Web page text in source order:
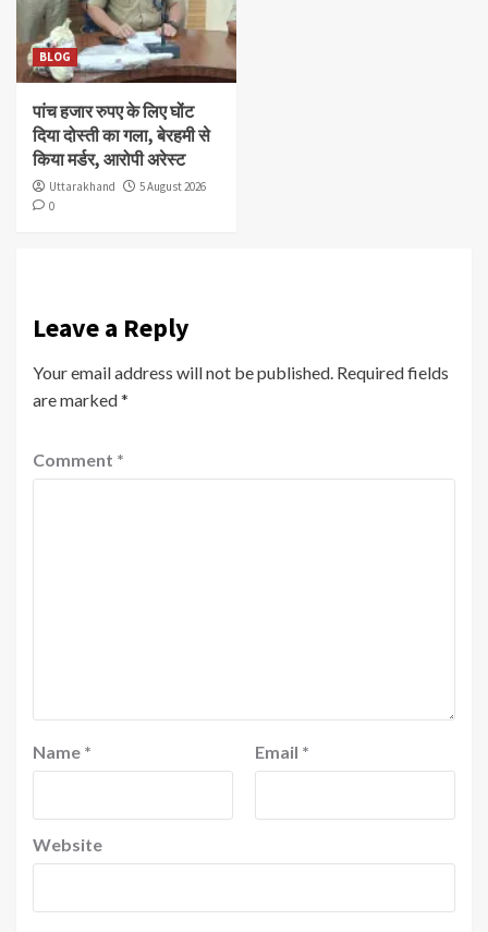
BLOG
पांच हजार रुपए के लिए घोंट
दिया दोस्ती का गला, बेरहमी से
किया मर्डर, आरोपी अरेस्ट
Uttarakhand
5 August 2026
0
Leave a Reply
Your email address will not be published. Required fields
are marked*
Comment *
Name * Email *
Website